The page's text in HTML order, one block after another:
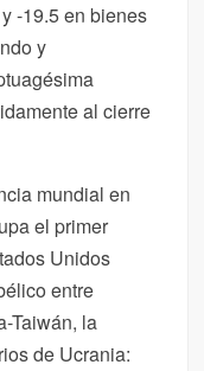
-19.5 en bienes
y
al cierre
mundial en
el primer
Unidos
entre
Taiwán, la
de Ucrania: